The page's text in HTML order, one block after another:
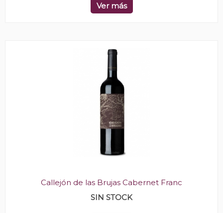
Ver más
Callejón de las Brujas Cabernet Franc
SIN STOCK